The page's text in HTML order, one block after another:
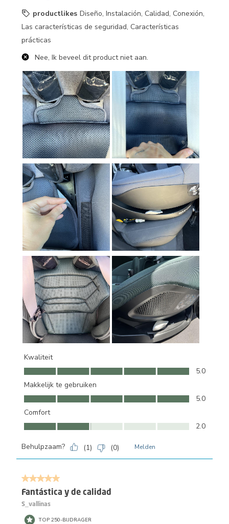
productlikes Diseño, Instalación, Calidad, Conexión,
Las características de seguridad, Características
prácticas
Nee, Ik beveel dit product niet aan.
Kwaliteit
Kwaliteit, 5.0 van 5
5.0
Makkelijk te gebruiken
Makkelijk te gebruiken, 5.0 van 5
5.0
Comfort
Comfort, 2.0 van 5
2.0
Behulpzaam? (1) (0) Melden
5 van 5 sterren.
Fantástica y de calidad
S_vallinas
TOP 250-BIJDRAGER